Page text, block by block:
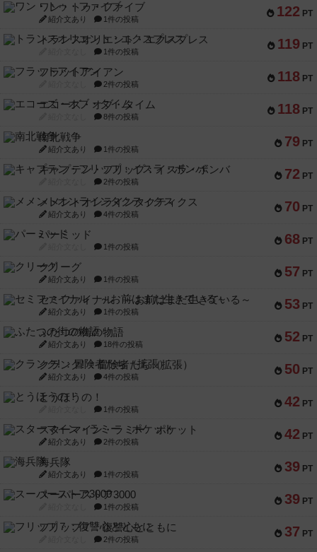
122 PT
ワン・トゥ・ファイブ
紹介文あり 1件の投稿
119 PT
トランスオリエント・エクスプレス
1件の投稿
118 PT
フラットアイアン
2件の投稿
118 PT
エコーズ・オブ・タイム
8件の投稿
79 PT
南北戦争
紹介文あり 1件の投稿
72 PT
キャプテン・フリップ：イスラ・ボンバ
2件の投稿
70 PT
メメントオンラインタクティクス
紹介文あり 4件の投稿
68 PT
パーミッド
1件の投稿
57 PT
クリーグ
紹介文あり 1件の投稿
53 PT
セミファイナル ～お前はまだ生きている～
紹介文あり 1件の投稿
52 PT
ふたつの街の物語
紹介文あり 18件の投稿
50 PT
クランク! ：冒険者たち（拡張）
紹介文あり 4件の投稿
42 PT
とうほうの！
1件の投稿
42 PT
スターマイン・ラミー ポケット
紹介文あり 2件の投稿
39 PT
海兵隊
紹介文あり 1件の投稿
39 PT
スーパーストア3000
1件の投稿
37 PT
フリップ７：復讐心とともに
2件の投稿